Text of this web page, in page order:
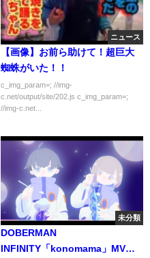
ニュース
【画像】お前ら助けて！超巨大
蜘蛛がいた！！
c_img_param=; //img-
c.net/output/site/202.js c_img_param=;
//img-c.net...
未分類
DOBERMAN
INFINITY「konomama」MV